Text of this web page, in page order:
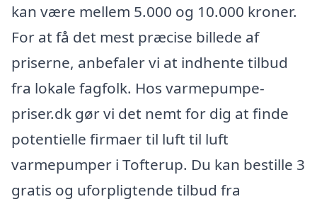
kan være mellem 5.000 og 10.000 kroner.
For at få det mest præcise billede af
priserne, anbefaler vi at indhente tilbud
fra lokale fagfolk. Hos varmepumpe-
priser.dk gør vi det nemt for dig at finde
potentielle firmaer til luft til luft
varmepumper i Tofterup. Du kan bestille 3
gratis og uforpligtende tilbud fra